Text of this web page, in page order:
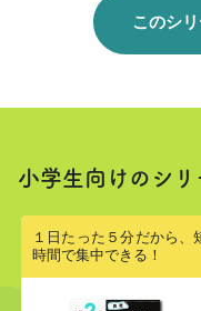
このシ
小学生向けのシリ
１日たった５分だから、
時間で集中できる！